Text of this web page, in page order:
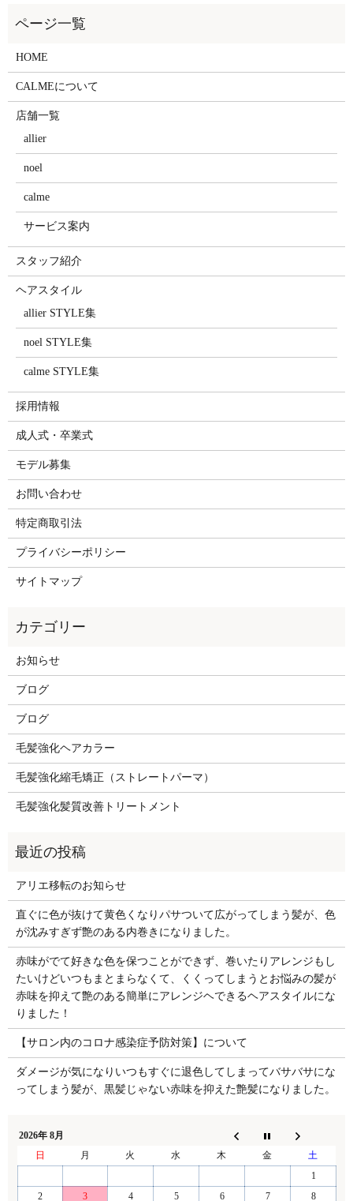
HOME
CALMEについて
店舗一覧
allier
noel
calme
サービス案内
スタッフ紹介
ヘアスタイル
allier STYLE集
noel STYLE集
calme STYLE集
採用情報
成人式・卒業式
モデル募集
お問い合わせ
特定商取引法
プライバシーポリシー
サイトマップ
お知らせ
ブログ
ブログ
毛髪強化ヘアカラー
毛髪強化縮毛矯正（ストレートパーマ）
毛髪強化髪質改善トリートメント
アリエ移転のお知らせ
直ぐに色が抜けて黄色くなりパサついて広がってしまう髪が、色
が沈みすぎず艶のある内巻きになりました。
赤味がでて好きな色を保つことができず、巻いたりアレンジもし
たいけどいつもまとまらなくて、くくってしまうとお悩みの髪が
赤味を抑えて艶のある簡単にアレンジヘできるヘアスタイルにな
りました！
【サロン内のコロナ感染症予防対策】について
ダメージが気になりいつもすぐに退色してしまってバサバサにな
ってしまう髪が、黒髪じゃない赤味を抑えた艶髪になりました。
2026年 8月
日
月 火 水 木 金
土
1
2
3 4 5 6 7 8